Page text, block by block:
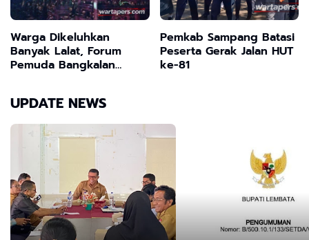
Warga Dikeluhkan
Banyak Lalat, Forum
Pemuda Bangkalan
Peternakan Ayam Tanpa
Izin
Pemkab Sampang Batasi
Peserta Gerak Jalan HUT
ke-81
UPDATE NEWS